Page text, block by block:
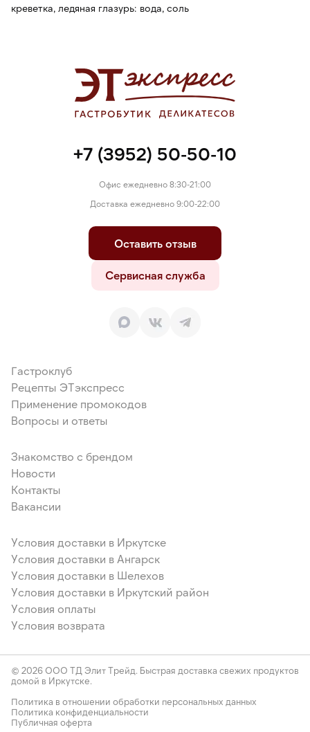
креветка, ледяная глазурь: вода, соль
+7 (3952) 50-50-10
Офис ежедневно 8:30-21:00
Доставка ежедневно 9:00-22:00
Оставить отзыв
Сервисная служба
Гастроклуб
Рецепты ЭТэкспресс
Применение промокодов
Вопросы и ответы
Знакомство с брендом
Новости
Контакты
Вакансии
Условия доставки в Иркутске
Условия доставки в Ангарск
Условия доставки в Шелехов
Условия доставки в Иркутский район
Условия оплаты
Условия возврата
© 2026 ООО ТД Элит Трейд. Быстрая доставка свежих продуктов
домой в Иркутске.
Политика в отношении обработки персональных данных
Политика конфиденциальности
Публичная оферта